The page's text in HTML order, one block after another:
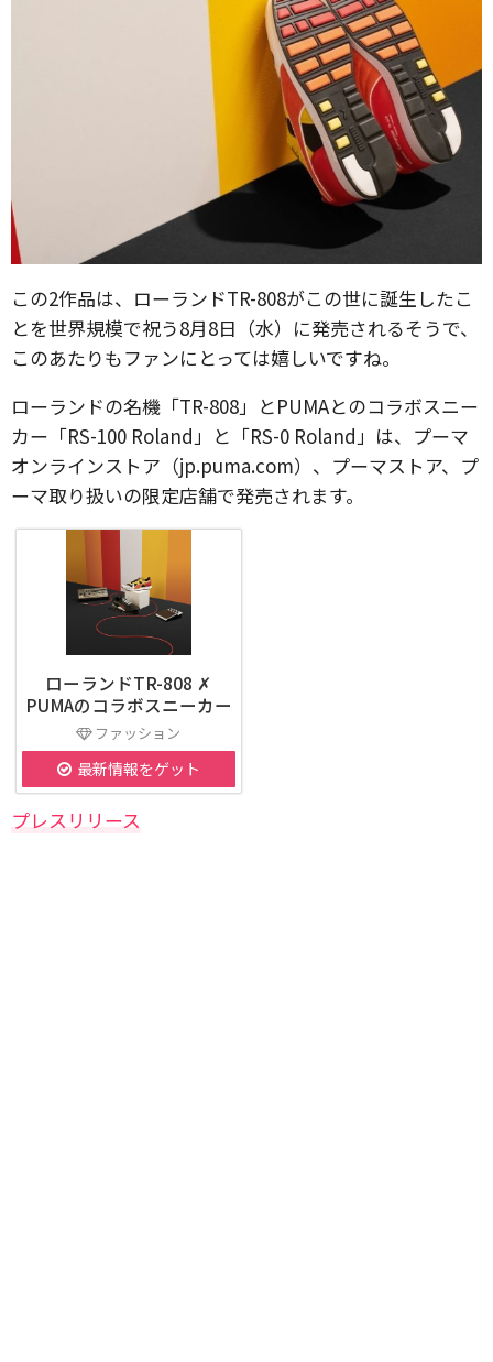
この2作品は、ローランドTR-808がこの世に誕生したこ
とを世界規模で祝う8月8日（水）に発売されるそうで、
このあたりもファンにとっては嬉しいですね。
ローランドの名機「TR-808」とPUMAとのコラボスニー
カー「RS-100 Roland」と「RS-0 Roland」は、プーマ
オンラインストア（jp.puma.com）、プーマストア、プ
ーマ取り扱いの限定店舗で発売されます。
ローランドTR-808 ✗
PUMAのコラボスニーカー
ファッション
最新情報をゲット
プレスリリース